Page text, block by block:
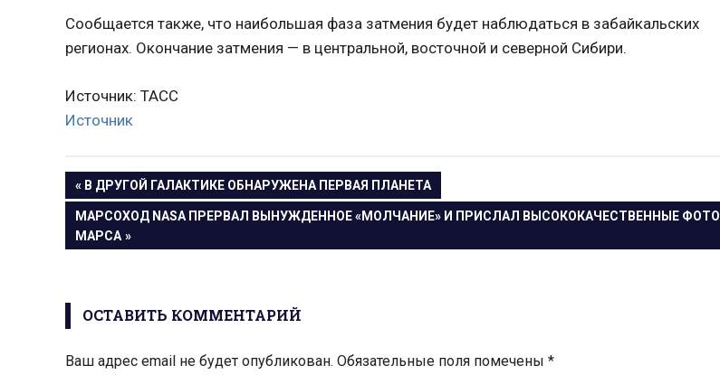
Сообщается также, что наибольшая фаза затмения будет наблюдаться в забайкальских
регионах. Окончание затмения — в центральной, восточной и северной Сибири.
Источник: ТАСС
Источник
Навигация
по
записям
ПРЕДЫДУЩАЯ
ЗАПИСЬ:
В ДРУГОЙ ГАЛАКТИКЕ ОБНАРУЖЕНА ПЕРВАЯ ПЛАНЕТА
СЛЕДУЮЩАЯ
ЗАПИСЬ:
МАРСОХОД NASA ПРЕРВАЛ ВЫНУЖДЕННОЕ «МОЛЧАНИЕ» И ПРИСЛАЛ ВЫСОКОКАЧЕСТВЕННЫЕ ФОТО
МАРСА
ОСТАВИТЬ КОММЕНТАРИЙ
Ваш адрес email не будет опубликован. Обязательные поля помечены *